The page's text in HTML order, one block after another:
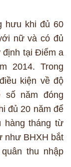
hưu khi đủ 60
nữ và có đủ
định tại Điểm a
2014. Trong
kiện về độ
số năm đóng
đủ 20 năm để
tháng từ
như BHXH bắt
thu nhập